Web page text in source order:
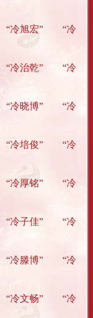
冷旭宏” “冷
冷治乾” “冷
冷晓博” “冷
冷培俊” “冷
冷厚铭” “冷
冷子佳” “冷
冷滕博” “冷
冷文畅” “冷